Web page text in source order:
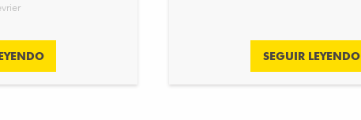
SEGUIR LEYENDO